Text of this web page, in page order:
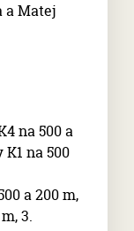
a Matej
na 500 a
K1 na 500
a 200 m,
3.